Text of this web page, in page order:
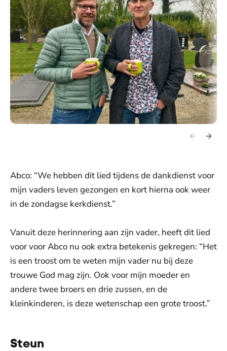
Abco: “We hebben dit lied tijdens de dankdienst voor
mijn vaders leven gezongen en kort hierna ook weer
in de zondagse kerkdienst.”
Vanuit deze herinnering aan zijn vader, heeft dit lied
voor voor Abco nu ook extra betekenis gekregen: “Het
is een troost om te weten mijn vader nu bij deze
trouwe God mag zijn. Ook voor mijn moeder en
andere twee broers en drie zussen, en de
kleinkinderen, is deze wetenschap een grote troost.”
Steun